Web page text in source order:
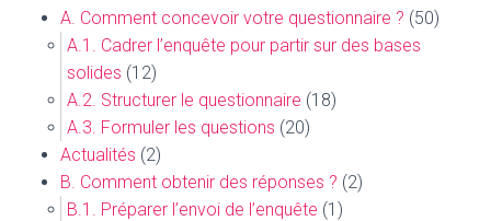
A. Comment concevoir votre questionnaire ? (50)
A.1. Cadrer l’enquête pour partir sur des bases
solides (12)
A.2. Structurer le questionnaire (18)
A.3. Formuler les questions (20)
Actualités (2)
B. Comment obtenir des réponses ? (2)
B.1. Préparer l’envoi de l’enquête (1)